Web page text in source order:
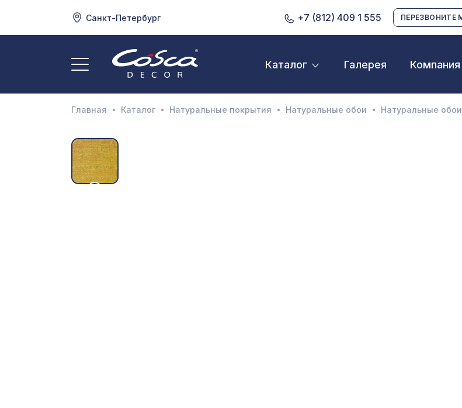
Санкт-Петербург +7 (812) 409 1 555 ПЕРЕЗВОНИТЕ
Каталог Галерея Компания
3D орнамент
Акустические панели
Декоративные балки и брус
Главная Каталог Натуральные покрытия Натуральные обои Натуральные